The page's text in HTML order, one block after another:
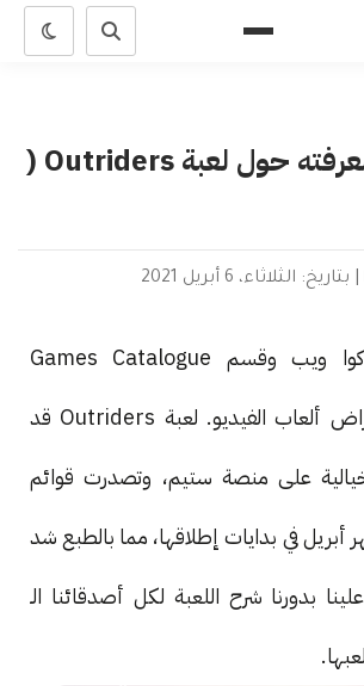
كل ما تحتاج معرفته حول لعبة Outriders (
بتاريخ: الثلاثاء، 6 أبريل 2021
مرحبا بك في أكوا ويب وقسم Games Catalogue
المخصص لاستعراض ألعاب الفيديو. لعبة Outriders قد
على منصة ستيم، وتصدرت قوائم
أبريل في بدايات إطلاقها، مما بالطبع شد
بدورنا شرح اللعبة لكل أصدقائنا الـ